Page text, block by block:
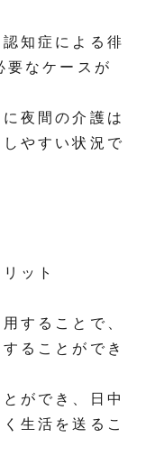
知症による徘
要なケースが
夜間の介護は
やすい状況で
ット
することで、
ることができ
ができ、日中
生活を送るこ